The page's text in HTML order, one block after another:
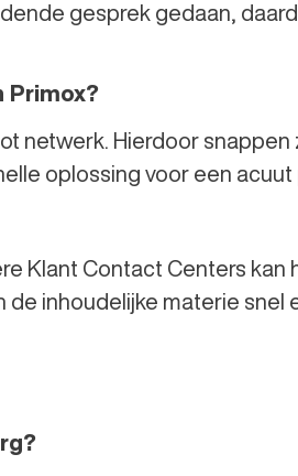
gesprek gedaan,
Primox?
netwerk. Hierdoor snappen
oplossing voor een acuut
Klant Contact Centers kan
inhoudelijke materie snel